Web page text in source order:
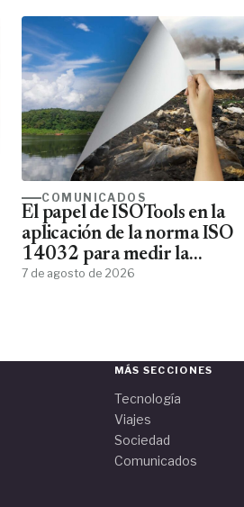
COMUNICADOS
El papel de ISOTools en la
aplicación de la norma ISO
14032 para medir la
sostenibilidad empresarial
7 de agosto de 2026
MÁS SECCIONES
Tecnología
Viajes
Sociedad
Comunicados